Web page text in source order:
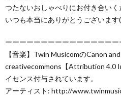
つたないおしゃべりにお付き合いく
いつも本当にありがとうございま
ーーーーーーーーーーーーーーーー
【音楽】Twin MusicomのCanon and
creativecommons【Attribution 4.0
イセンス付与されています。
アーティスト: http://